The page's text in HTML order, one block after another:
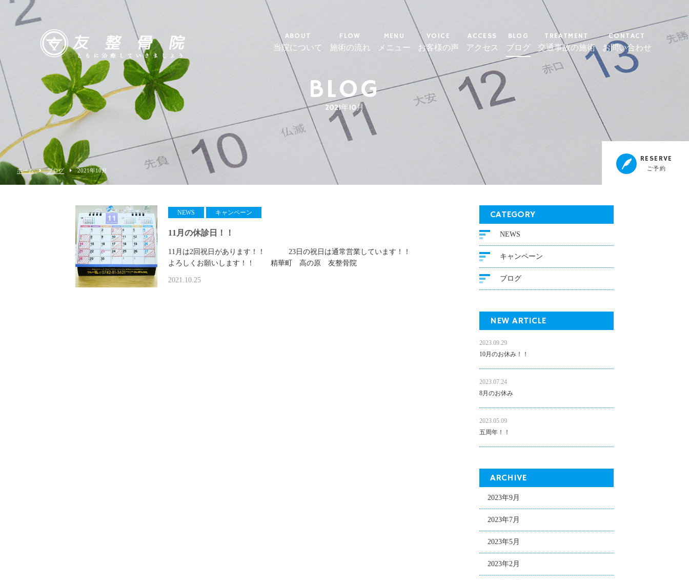
ABOUT
当院について
FLOW
施術の流れ
MENU
メニュー
VOICE
お客様の声
ACCESS
アクセス
BLOG
ブログ
TREATMENT
交通事故の施術
CONTACT
お問い合わせ
BLOG
2021年10月
ホーム ブログ 2021年10月
RESERVE
ご予約
NEWS キャンペーン
11月の休診日！！
11月は2回祝日があります！！ 23日の祝日は通常営業しています！！
よろしくお願いします！！ 精華町 高の原 友整骨院
2021.10.25
CATEGORY
NEWS
キャンペーン
ブログ
NEW ARTICLE
2023.09.29
10月のお休み！！
2023.07.24
8月のお休み
2023.05.09
五周年！！
ARCHIVE
2023年9月
2023年7月
2023年5月
2023年2月